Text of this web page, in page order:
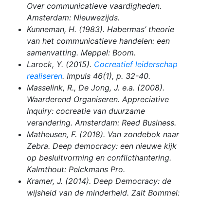
Over communicatieve vaardigheden.
Amsterdam: Nieuwezijds.
Kunneman, H. (1983). Habermas’ theorie
van het communicatieve handelen: een
samenvatting. Meppel: Boom.
Larock, Y. (2015). Cocreatief leiderschap
realiseren. Impuls 46(1), p. 32-40.
Masselink, R., De Jong, J. e.a. (2008).
Waarderend Organiseren. Appreciative
Inquiry: cocreatie van duurzame
verandering. Amsterdam: Reed Business.
Matheusen, F. (2018). Van zondebok naar
Zebra. Deep democracy: een nieuwe kijk
op besluitvorming en conflicthantering.
Kalmthout: Pelckmans Pro.
Kramer, J. (2014). Deep Democracy: de
wijsheid van de minderheid. Zalt Bommel: